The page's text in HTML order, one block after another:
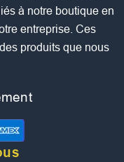
à notre boutique en
entreprise. Ces
produits que nous